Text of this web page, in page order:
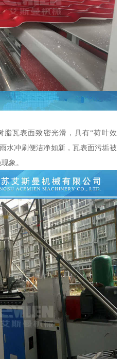
瓦表面致密光滑，具有“荷叶效
水冲刷便洁净如新，瓦表面污垢被
象。